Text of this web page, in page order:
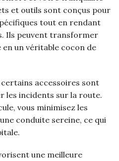
et outils sont conçus pour
tout en rendant
Ils peuvent transformer
un véritable cocon de
accessoires sont
les incidents sur la route.
vous minimisez les
conduite sereine, ce qui
une meilleure